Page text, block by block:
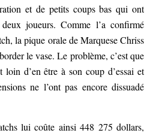
et de petits coups bas qui ont
joueurs. Comme l’a confirmé
la pique orale de Marquese Chriss
le vase. Le problème, c’est que
loin d’en être à son coup d’essai et
ne l’ont pas encore dissuadé
lui coûte ainsi 448 275 dollars,